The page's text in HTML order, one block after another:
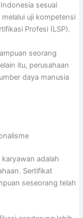
sesuai
uji kompetensi
Profesi (LSP).
seorang
itu, perusahaan
daya manusia
adalah
Sertifikat
seseorang telah